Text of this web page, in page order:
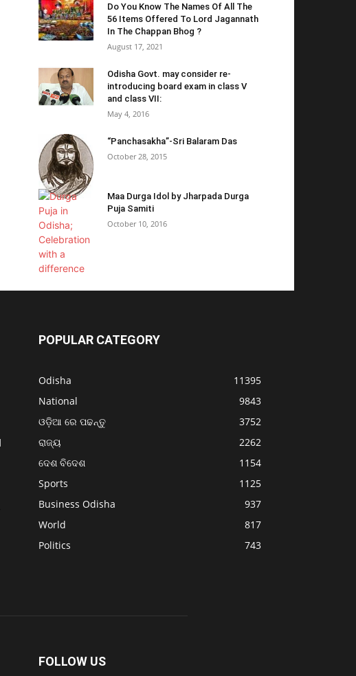
Do You Know The Names Of All The
56 Items Offered To Lord Jagannath
In The Chappan Bhog ?
August 17, 2021
Odisha Govt. may consider re-
introducing board exam in class V
and class VII:
May 4, 2016
“Panchasakha”-Sri Balaram Das
October 28, 2015
Maa Durga Idol by Jharpada Durga
Puja Samiti
October 10, 2016
POPULAR CATEGORY
Odisha
11395
National
9843
ଓଡ଼ିଆ ରେ ପଢନ୍ତୁ
3752
ରାଜ୍ୟ
2262
ଦେଶ ବିଦେଶ
1154
Sports
1125
Business Odisha
937
World
817
Politics
743
FOLLOW US